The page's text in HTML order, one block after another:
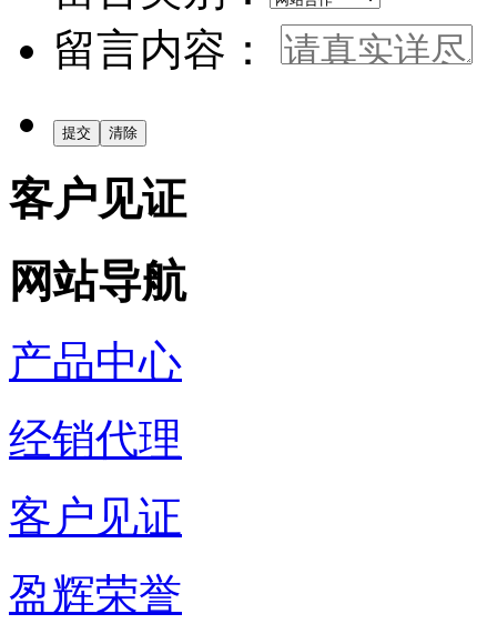
留言内容：
客户见证
网站导航
产品中心
经销代理
客户见证
盈辉荣誉